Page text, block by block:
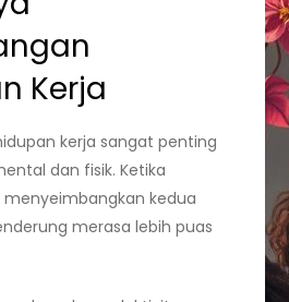
Kerja
kerja sangat penting
dan fisik. Ketika
menyeimbangkan kedua
merasa lebih puas